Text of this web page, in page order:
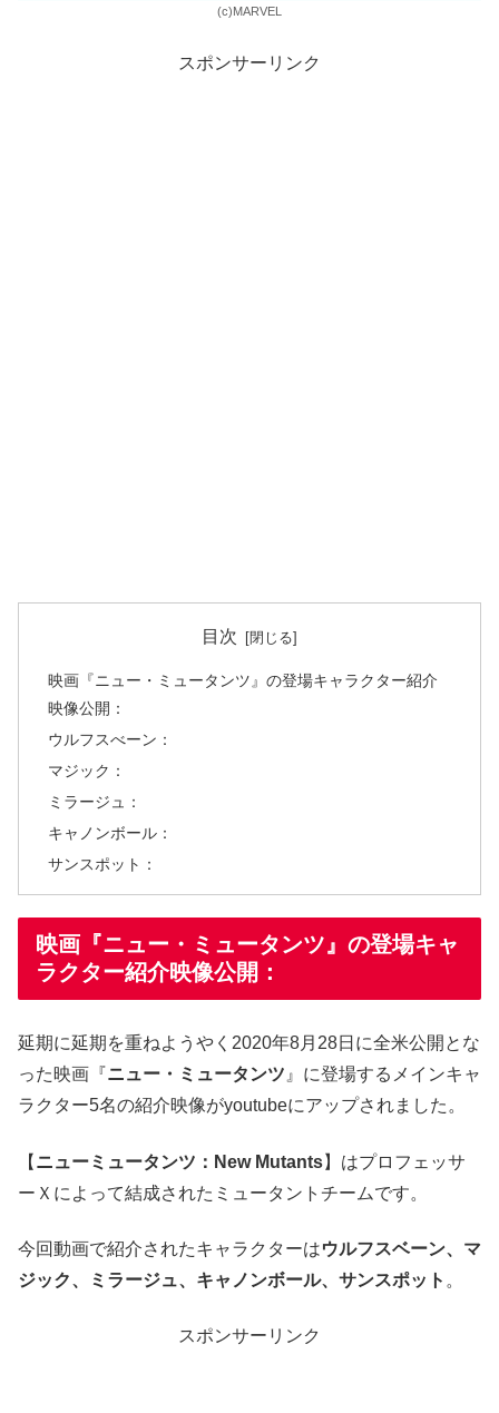
(c)MARVEL
スポンサーリンク
目次
映画『ニュー・ミュータンツ』の登場キャラクター紹介
映像公開：
ウルフスべーン：
マジック：
ミラージュ：
キャノンボール：
サンスポット：
映画『ニュー・ミュータンツ』の登場キャ
ラクター紹介映像公開：
延期に延期を重ねようやく2020年8月28日に全米公開とな
った映画『ニュー・ミュータンツ 』に登場するメインキャ
ラクター5名の紹介映像がyoutubeにアップされました。
【 ニューミュータンツ：New Mutants】はプロフェッサ
ーＸによって結成されたミュータントチームです。
今回動画で紹介されたキャラクターはウルフスベーン、マ
ジック、ミラージュ、キャノンボール、サンスポット 。
スポンサーリンク